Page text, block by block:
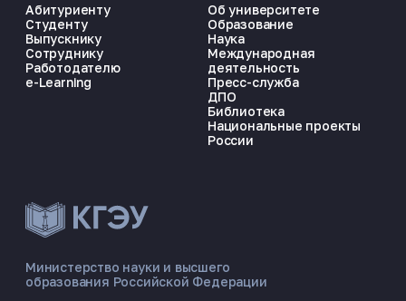
ЭНЕРГОКОД — ПОМОЩНИК КГЭУ
📋 Приёмная комиссия
Министерство науки и высшего
образования Российской Федерации
Абитуриенту
Студенту
Выпускнику
Сотруднику
Работодателю
e-Learning
Об университете
Образование
Наука
Международная
деятельность
Пресс-служба
ДПО
Библиотека
Национальные проекты
России